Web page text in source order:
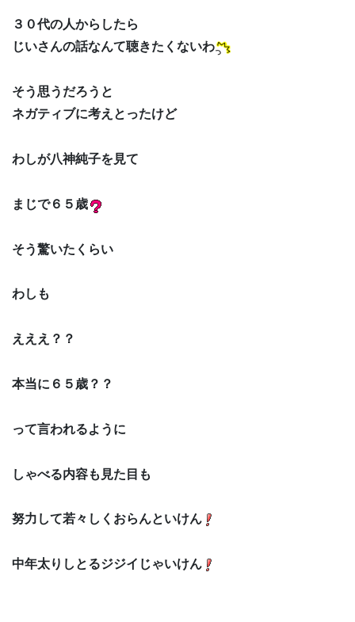
３０代の人からしたら
じいさんの話なんて聴きたくないわ
そう思うだろうと
ネガティブに考えとったけど
わしが八神純子を見て
まじで６５歳
そう驚いたくらい
わしも
えええ？？
本当に６５歳？？
って言われるように
しゃべる内容も見た目も
努力して若々しくおらんといけん
中年太りしとるジジイじゃいけん